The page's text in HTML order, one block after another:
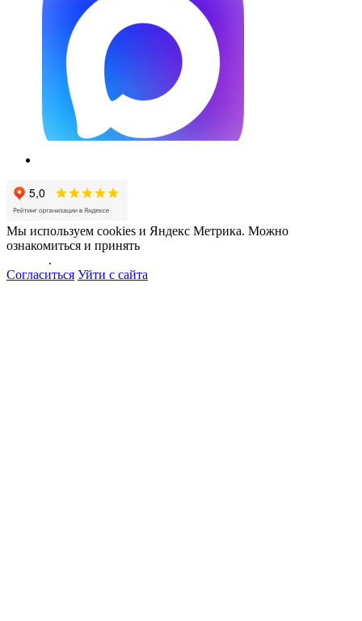
Мы используем cookies и Яндекс Метрика. Можно
ознакомиться и принять
.
Согласиться Уйти с сайта